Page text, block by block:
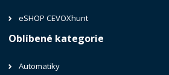
eSHOP CEVOXhunt
Oblíbené kategorie
Automatiky